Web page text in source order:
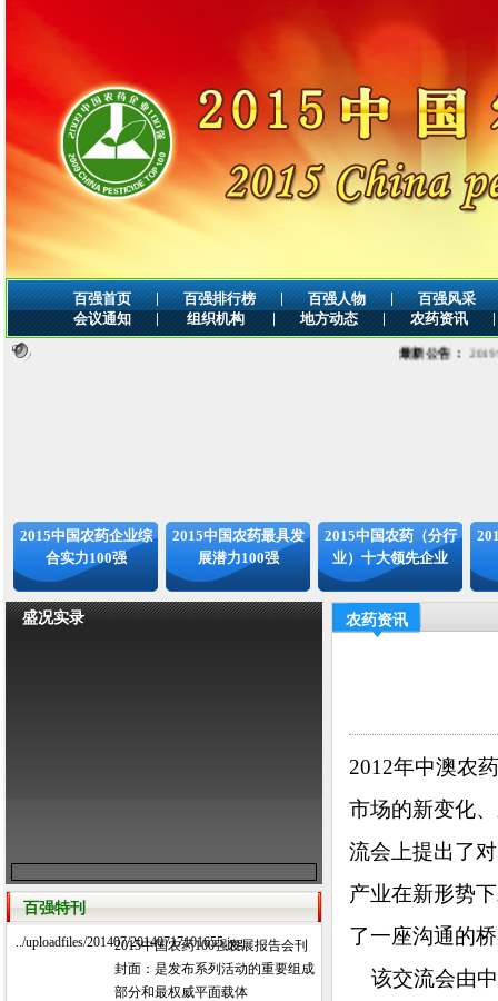
百强首页 | 百强排行榜 | 百强人物 |
百强风采
会议通知
| 组织机构 | 地方动态 | 农药资讯 |
最新公告： 2019年
2015中国农药企业综
合实力100强
2015中国农药最具发
展潜力100强
2015中国农药（分行
业）十大领先企业
盛况实录
百强特刊
../uploadfiles/201407/20140717101655.jpg
2015中国农药100强发展报告会刊
封面：是发布系列活动的重要组成
部分和最权威平面载体
农药资讯
2012年中澳农
市场的新变化
流会上提出了
产业在新形势
了一座沟通的
该交流会由中